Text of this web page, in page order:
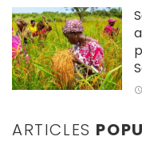
ARTICLES